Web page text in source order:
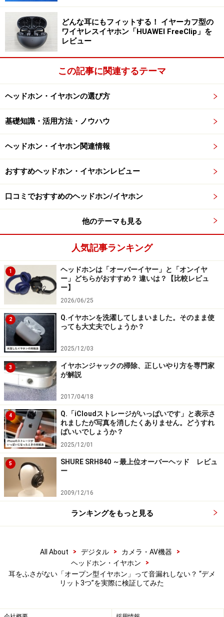
ここまで紹介した「音漏れのしやすさ」「外れやすさ」
「音質の軽さ」の3つのデメリットが本当にあるのか、
実際にミドルレンジモデルのイヤホンを使って検証しま
した。
今回使用したのは、2025年7月25日発売された
「BUTTONS CLIP（バトンズ クリップ）」（税込3万
3000円）です。こちらはAI技術を搭載した、次世代型の
イヤーカフ型イヤホンとなっています。
BUTTONS CLIP ※画像：筆者撮影
最大まで音量を上げた場合は音漏れが発生しますが、通
常の音量で使用した場合はほとんど音漏れは気になりま
せんでした。これは、BUTTONS CLIPが指向性オーディ
オ技術を採用し、音漏れを抑える設計になっているため
一方、初心者向けに低価格で販売されているエントリー
モデルの場合は、無指向性オーディオ仕様が多く、普通
の音量でも音漏れが起こりやすい傾向にあります。その
ため、音漏れが気になる人は、音漏れ対策がされている
ミドルレンジ以上のモデルを検討することをおすすめし
ます。
・外れやすさ
BUTTONS CLIPはイヤーカフ型で耳たぶに挟むタイプで
すが、形状記憶合金を使っているため耳にしっかりフィ
ットします。実際に装着したままランニングをしても、
脱落することはありませんでした。反対に、安価なプラ
スチック製のエントリーモデルでは、運動時に外れてし
まう場合があります。
また、イヤーカフ型は軽いモデルが多く、一日中使って
も耳への負担が少ないのが特徴です。装着感が自然なた
め、長時間の使用にも向いています。
イヤーカフ型は耳穴まで距離があるため、どうしてもカ
ナル型などの耳をふさぐタイプと比べると音質が軽くな
ります。特に、ノイズキャンセル対応のカナル型は、低
大きく感じられるかもしれません。
どんな耳にもフィットする！ イヤーカフ型の
ワイヤレスイヤホン「HUAWEI FreeClip」を
レビュー
この記事に関連するテーマ
ヘッドホン・イヤホンの選び方
基礎知識・活用方法・ノウハウ
ヘッドホン・イヤホン関連情報
おすすめヘッドホン・イヤホンレビュー
口コミでおすすめのヘッドホン/イヤホン
他のテーマも見る
人気記事ランキング
1
ヘッドホンは「オーバーイヤー」と「オンイヤ
ー」どちらがおすすめ？ 違いは？【比較レビュ
ー】
2026/06/25
2
Q.イヤホンを洗濯してしまいました。そのまま使
っても大丈夫でしょうか？
2025/12/03
3
イヤホンジャックの掃除、正しいやり方を専門家
が解説
2017/04/18
4
Q.「iCloudストレージがいっぱいです」と表示さ
れましたが写真を消したくありません。どうすれ
ばいいでしょうか？
2025/12/01
5
SHURE SRH840 ～最上位オーバーヘッド レビュ
ー
2009/12/16
ランキングをもっと見る
All About > デジタル > カメラ・AV機器
>
ヘッドホン・イヤホン
>
耳をふさがない「オープン型イヤホン」って音漏れしない？ “デメ
リット3つ”を実際に検証してみた